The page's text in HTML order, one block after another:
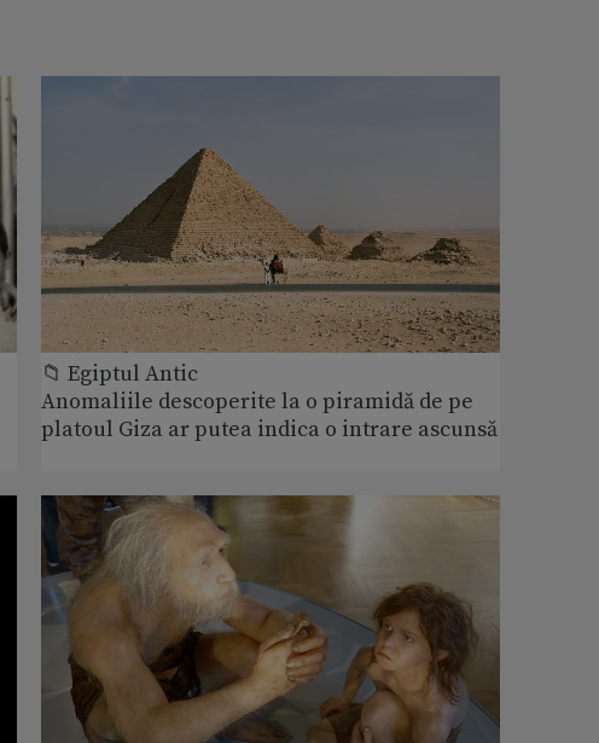
📁 Egiptul Antic
Anomaliile descoperite la o piramidă de pe
platoul Giza ar putea indica o intrare ascunsă